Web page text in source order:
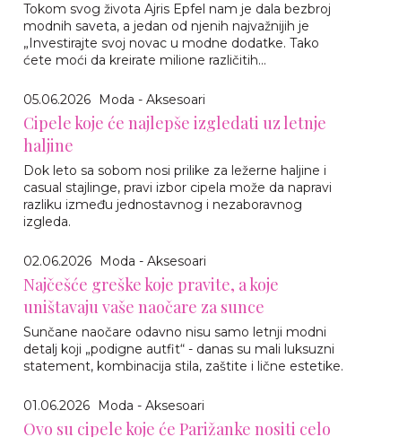
Tokom svog života Ajris Epfel nam je dala bezbroj
modnih saveta, a jedan od njenih najvažnijih je
„Investirajte svoj novac u modne dodatke. Tako
ćete moći da kreirate milione različitih...
05.06.2026 Moda - Aksesoari
Cipele koje će najlepše izgledati uz letnje
haljine
Dok leto sa sobom nosi prilike za ležerne haljine i
casual stajlinge, pravi izbor cipela može da napravi
razliku između jednostavnog i nezaboravnog
izgleda.
02.06.2026 Moda - Aksesoari
Najčešće greške koje pravite, a koje
uništavaju vaše naočare za sunce
Sunčane naočare odavno nisu samo letnji modni
detalj koji „podigne autfit“ - danas su mali luksuzni
statement, kombinacija stila, zaštite i lične estetike.
01.06.2026 Moda - Aksesoari
Ovo su cipele koje će Parižanke nositi celo